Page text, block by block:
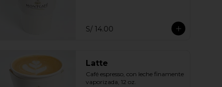
S/ 14.00
Latte
Café espresso, con leche finamente
vaporizada, 12 oz.